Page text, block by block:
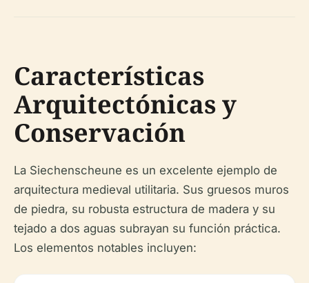
Características
Arquitectónicas y
Conservación
La Siechenscheune es un excelente ejemplo de
arquitectura medieval utilitaria. Sus gruesos muros
de piedra, su robusta estructura de madera y su
tejado a dos aguas subrayan su función práctica.
Los elementos notables incluyen: